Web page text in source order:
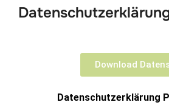
Download
Datenschutzerklärung